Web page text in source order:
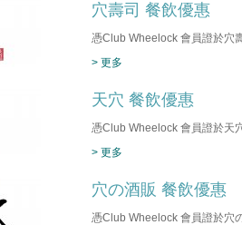
穴壽司 餐飲優惠
憑Club Wheelock 會員證於穴
> 更多
天穴 餐飲優惠
憑Club Wheelock 會員證於天
> 更多
穴の酒販 餐飲優惠
憑Club Wheelock 會員證於穴